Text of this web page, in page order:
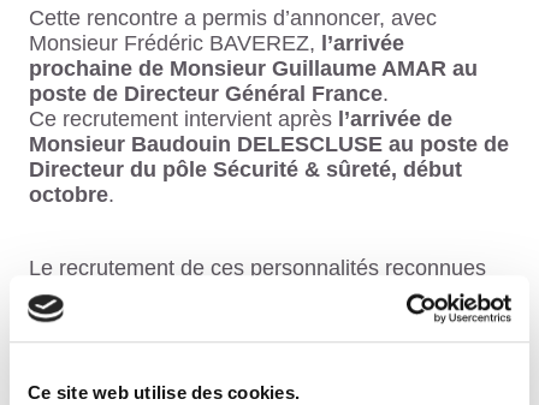
Ce site web utilise des cookies.
Cette rencontre a permis d’annoncer, avec
Monsieur Frédéric BAVEREZ, l’arrivée
prochaine de Monsieur Guillaume AMAR au
poste de Directeur Général France.
Ce recrutement intervient après l’arrivée de
Monsieur Baudouin DELESCLUSE au poste de
Directeur du pôle Sécurité & sûreté, début
octobre.
Le recrutement de ces personnalités reconnues
donnera encore plus d’intensité à la
dynamique engagée par les directeurs de
pôles, par ailleurs félicités par la Présidente pour